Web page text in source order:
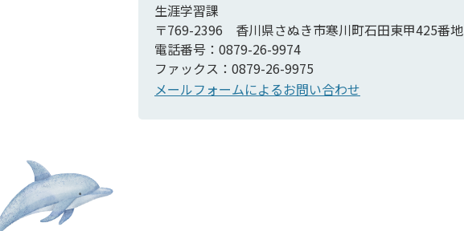
生涯学習課
〒769-2396 香川県さぬき市寒川町石田東甲425番地
電話番号：0879-26-9974
ファックス：0879-26-9975
メールフォームによるお問い合わせ